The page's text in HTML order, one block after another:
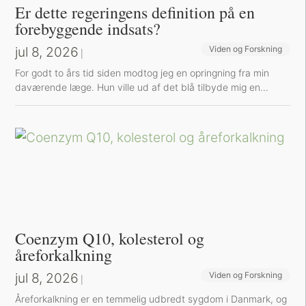
Er dette regeringens definition på en
forebyggende indsats?
jul 8, 2026 Viden og Forskning
For godt to års tid siden modtog jeg en opringning fra min
daværende læge. Hun ville ud af det blå tilbyde mig en...
Coenzym Q10, kolesterol og
åreforkalkning
jul 8, 2026 Viden og Forskning
Å​reforkalkning er en temmelig udbredt sygdom i Danmark, og